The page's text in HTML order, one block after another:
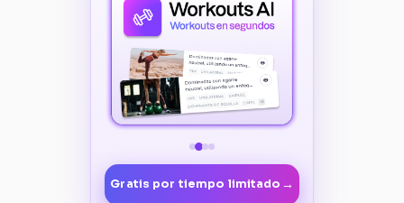
Gratis por tiempo limitado →